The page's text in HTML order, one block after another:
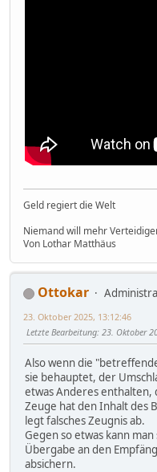
Geld regiert die Welt
Niemand will mehr
Von Lothar Matthäus
Ottokar
23. Oktober 2025, 13:12:46
Letzte Bearbeitung: 23. Oktober
Also wenn die
sie behauptet, der
etwas Anderes enthalten,
Zeuge hat den Inhalt des
legt falsches Zeugnis ab.
Gegen so etwas kann
Übergabe an den
absichern.